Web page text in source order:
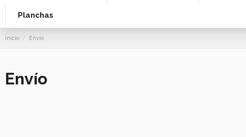
Planchas
Inicio Envío
Envío